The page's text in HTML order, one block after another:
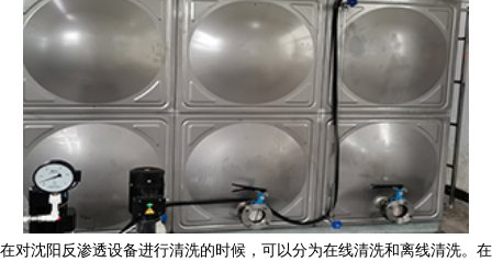
在对沈阳反渗透设备进行清洗的时候，可以分为在线清洗和离线清洗。在